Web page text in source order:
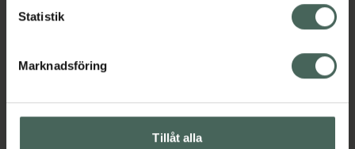
Statistik
Marknadsföring
Tillåt alla
syd till Lappland i norr, och online i mobilen och på
hjälpa just dig att må lite bättre. Välkommen att prata
Kundservice